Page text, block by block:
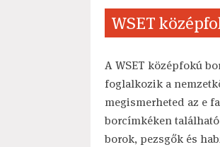
WSET
A WSET középfokú
foglalkozik a
megismerheted az e
borcímkéken
borok, pezsgők és